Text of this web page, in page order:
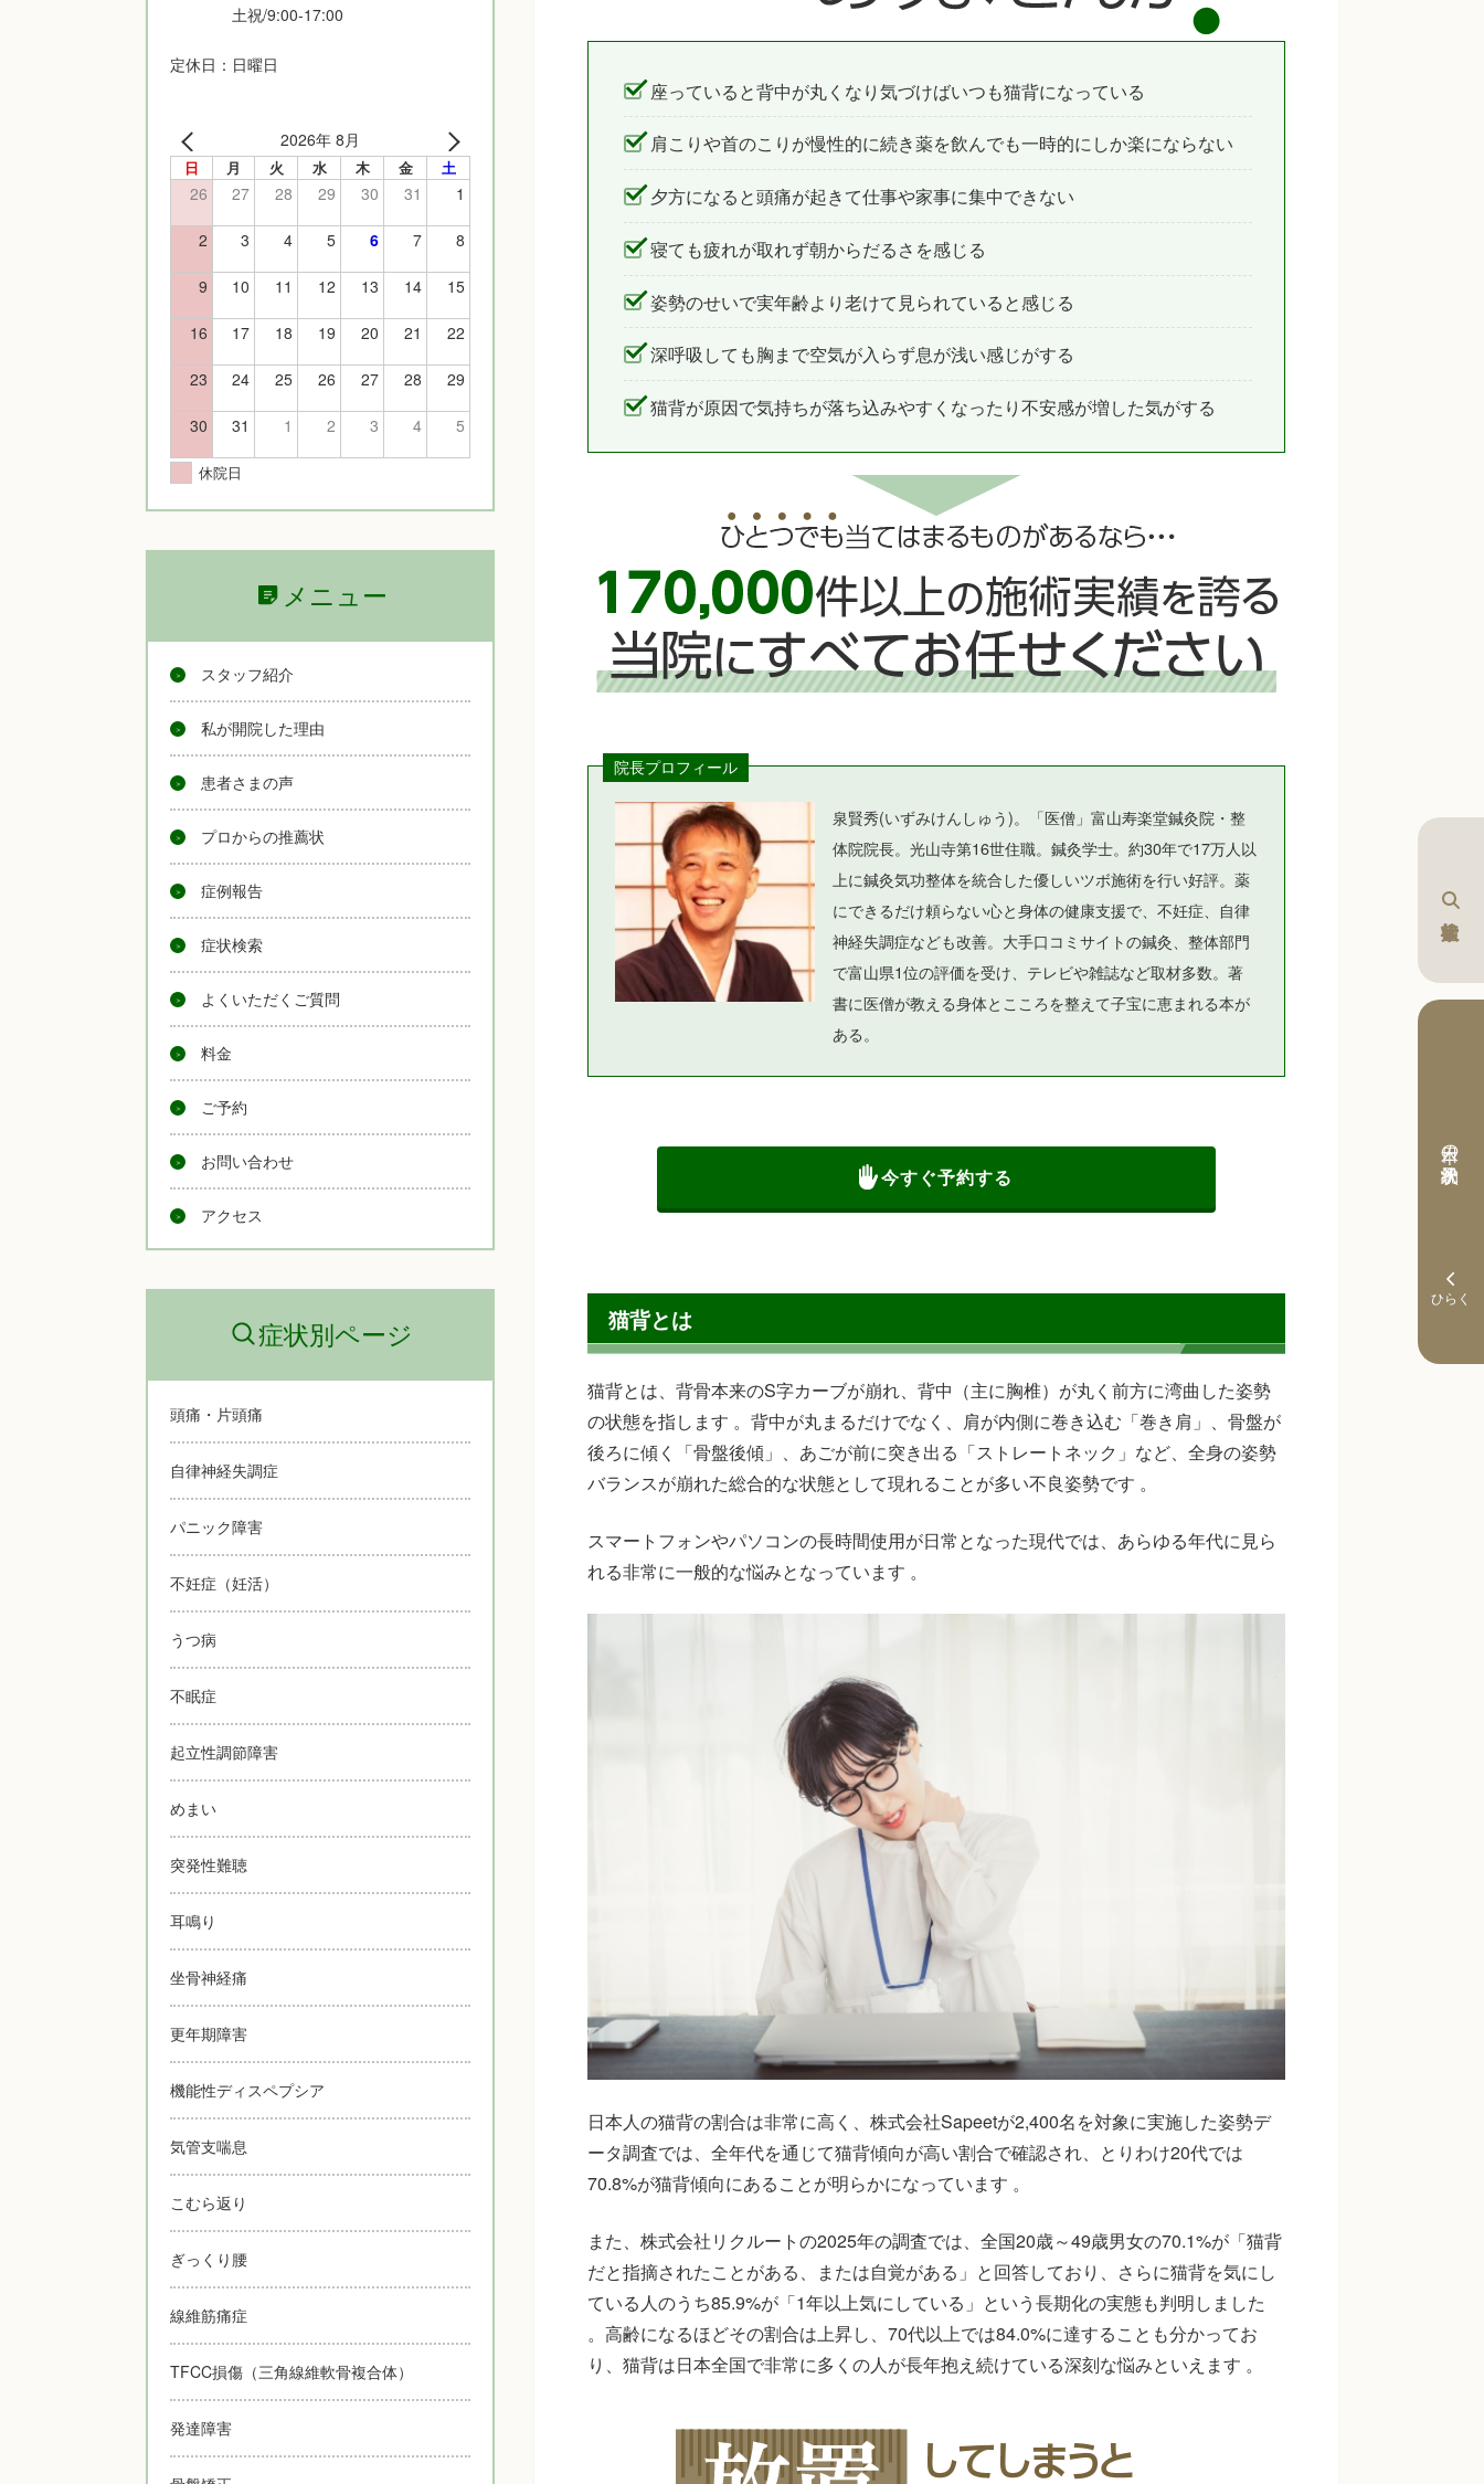
本日の予約状況
座っていると背中が丸くなり気づけばいつも猫背になっている
肩こりや首のこりが慢性的に続き薬を飲んでも一時的にしか楽にならない
夕方になると頭痛が起きて仕事や家事に集中できない
寝ても疲れが取れず朝からだるさを感じる
姿勢のせいで実年齢より老けて見られていると感じる
深呼吸しても胸まで空気が入らず息が浅い感じがする
猫背が原因で気持ちが落ち込みやすくなったり不安感が増した気がする
院長プロフィール
泉賢秀(いずみけんしゅう)。「医僧」富山寿楽堂鍼灸院・整
体院院長。光山寺第16世住職。鍼灸学士。約30年で17万人以
上に鍼灸気功整体を統合した優しいツボ施術を行い好評。薬
にできるだけ頼らない心と身体の健康支援で、不妊症、自律
神経失調症なども改善。大手口コミサイトの鍼灸、整体部門
で富山県1位の評価を受け、テレビや雑誌など取材多数。著
書に医僧が教える身体とこころを整えて子宝に恵まれる本が
ある。
今すぐ予約する
猫背とは
猫背とは、背骨本来のS字カーブが崩れ、背中（主に胸椎）が丸く前方に湾曲した姿勢
の状態を指します 。背中が丸まるだけでなく、肩が内側に巻き込む「巻き肩」、骨盤が
後ろに傾く「骨盤後傾」、あごが前に突き出る「ストレートネック」など、全身の姿勢
バランスが崩れた総合的な状態として現れることが多い不良姿勢です 。
スマートフォンやパソコンの長時間使用が日常となった現代では、あらゆる年代に見ら
れる非常に一般的な悩みとなっています 。
日本人の猫背の割合は非常に高く、株式会社Sapeetが2,400名を対象に実施した姿勢デ
ータ調査では、全年代を通じて猫背傾向が高い割合で確認され、とりわけ20代では
70.8%が猫背傾向にあることが明らかになっています 。
また、株式会社リクルートの2025年の調査では、全国20歳～49歳男女の70.1%が「猫背
だと指摘されたことがある、または自覚がある」と回答しており、さらに猫背を気にし
ている人のうち85.9%が「1年以上気にしている」という長期化の実態も判明しました
。高齢になるほどその割合は上昇し、70代以上では84.0%に達することも分かってお
り、猫背は日本全国で非常に多くの人が長年抱え続けている深刻な悩みといえます 。
土祝/9:00-17:00
定休日：日曜日
2026年 8月
日 月 火 水 木 金 土
26 27 28 29 30 31 1
2 3 4 5 6 7 8
9 10 11 12 13 14 15
16 17 18 19 20 21 22
23 24 25 26 27 28 29
30 31 1 2 3 4 5
休院日
メニュー
スタッフ紹介
私が開院した理由
患者さまの声
プロからの推薦状
症例報告
症状検索
よくいただくご質問
料金
ご予約
お問い合わせ
アクセス
症状別ページ
頭痛・片頭痛
自律神経失調症
パニック障害
不妊症（妊活）
うつ病
不眠症
起立性調節障害
めまい
突発性難聴
耳鳴り
坐骨神経痛
更年期障害
機能性ディスペプシア
気管支喘息
こむら返り
ぎっくり腰
線維筋痛症
TFCC損傷（三角線維軟骨複合体）
発達障害